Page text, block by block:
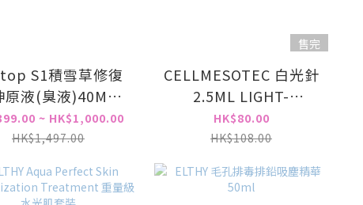
S1積雪草修復
原液(臭液)40ML-
濕疹/敏感修復
~ HK$1,000.00
HK$1,497.00
售完
CELLMESOTEC 白光針
2.5ML LIGHT-
AWAKENING SERUM
2.5ML
HK$80.00
HK$108.00